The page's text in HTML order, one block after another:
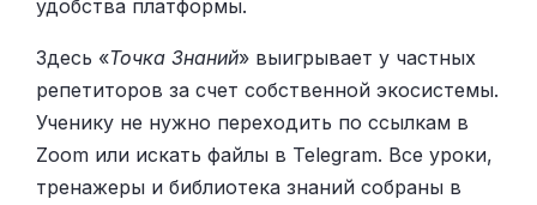
удобства платформы.
Здесь «Точка Знаний» выигрывает у частных
репетиторов за счет собственной экосистемы.
Ученику не нужно переходить по ссылкам в
Zoom или искать файлы в Telegram. Все уроки,
тренажеры и библиотека знаний собраны в